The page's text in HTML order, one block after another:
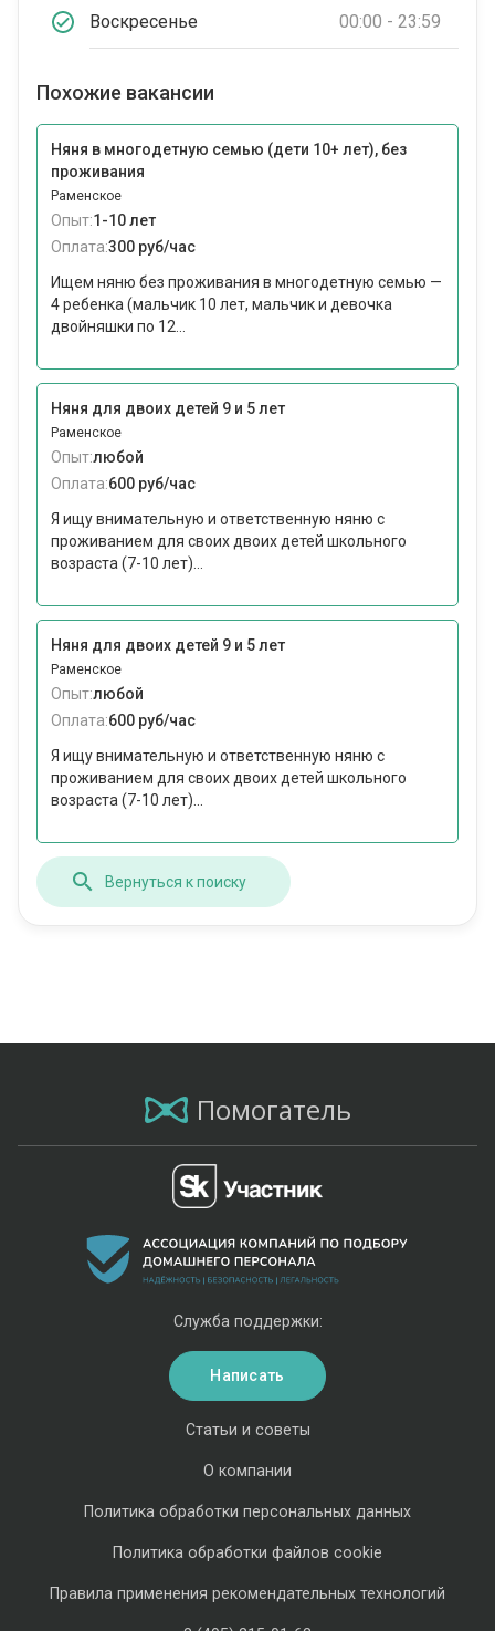
Воскресенье 00:00 - 23:59
Похожие вакансии
Няня в многодетную семью (дети 10+ лет), без
проживания
Раменское
Опыт:1-10 лет
Оплата:300 руб/час
Ищем няню без проживания в многодетную семью —
4 ребенка (мальчик 10 лет, мальчик и девочка
двойняшки по 12...
Няня для двоих детей 9 и 5 лет
Раменское
Опыт:любой
Оплата:600 руб/час
Я ищу внимательную и ответственную няню с
проживанием для своих двоих детей школьного
возраста (7-10 лет)...
Няня для двоих детей 9 и 5 лет
Раменское
Опыт:любой
Оплата:600 руб/час
Я ищу внимательную и ответственную няню с
проживанием для своих двоих детей школьного
возраста (7-10 лет)...
Вернуться к поиску
Помогатель
Статьи и советы
О компании
Политика обработки персональных данных
Политика обработки файлов cookie
Правила применения рекомендательных технологий
Служба поддержки:
Написать